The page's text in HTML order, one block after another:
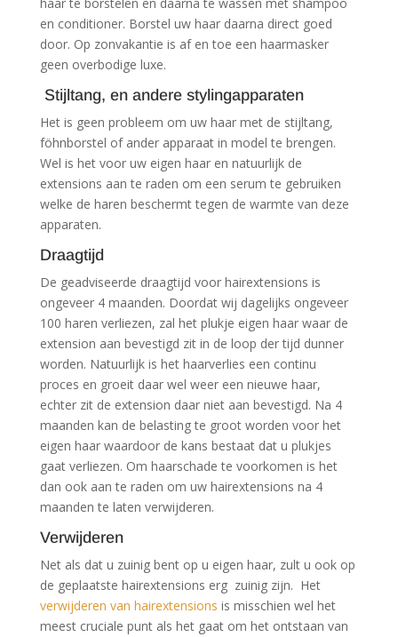
en conditioner. Borstel uw haar daarna direct goed
door. Op zonvakantie is af en toe een haarmasker
geen overbodige luxe.
Stijltang, en andere stylingapparaten
Het is geen probleem om uw haar met de stijltang,
föhnborstel of ander apparaat in model te brengen.
Wel is het voor uw eigen haar en natuurlijk de
extensions aan te raden om een serum te gebruiken
welke de haren beschermt tegen de warmte van deze
apparaten.
Draagtijd
De geadviseerde draagtijd voor hairextensions is
ongeveer 4 maanden. Doordat wij dagelijks ongeveer
100 haren verliezen, zal het plukje eigen haar waar de
extension aan bevestigd zit in de loop der tijd dunner
worden. Natuurlijk is het haarverlies een continu
proces en groeit daar wel weer een nieuwe haar,
echter zit de extension daar niet aan bevestigd. Na 4
maanden kan de belasting te groot worden voor het
eigen haar waardoor de kans bestaat dat u plukjes
gaat verliezen. Om haarschade te voorkomen is het
dan ook aan te raden om uw hairextensions na 4
maanden te laten verwijderen.
Verwijderen
Net als dat u zuinig bent op u eigen haar, zult u ook op
de geplaatste hairextensions erg zuinig zijn. Het
verwijderen van hairextensions is misschien wel het
meest cruciale punt als het gaat om het ontstaan van